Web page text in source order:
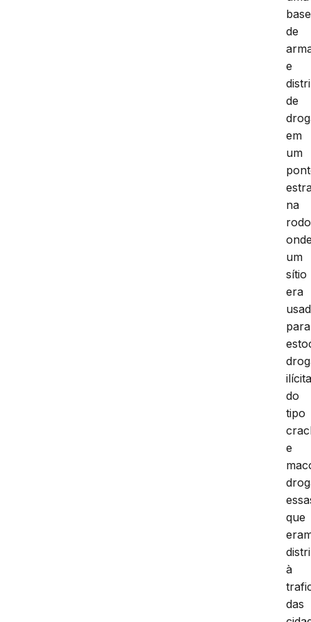
base
de
e
de
em
um
na
um
sítio
era
para
do
tipo
e
que
à
das